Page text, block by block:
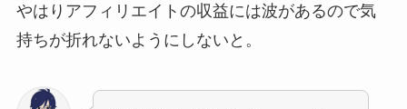
やはりアフィリエイトの収益には波があるので気
持ちが折れないようにしないと。